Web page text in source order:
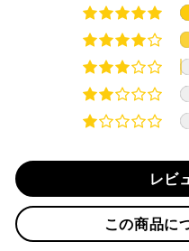
上記クレジットカード
分割払い、リボ払い、
際は、『クレジットカ
ご選択ください。
商品発送時に決済完了
対応支払回数につい
・分割払い
※ 分割払い、リボ払い
場合のみご利用いただ
ご希望商品の在庫状況によ
ページよりご希望のカラー
選択後に表示される納期を
国内在庫ありの場合
・平日16時までのご注文、
・前払い決済（銀行振込等
入金確認が完了いたしまし
・お取り寄せ商品等を一緒
取り寄せ商品が揃ってから
レビ
この商品に